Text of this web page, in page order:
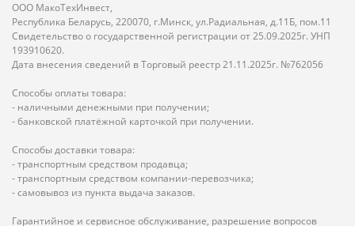
ООО МакоТехИнвест,
Республика Беларусь, 220070, г.Минск, ул.Радиальная, д.11Б, пом.11
Свидетельство о государственной регистрации от 25.09.2025г. УНП
193910620.
Дата внесения сведений в Торговый реестр 21.11.2025г. №762056
Способы оплаты товара:
- наличными денежными при получении;
- банковской платёжной карточкой при получении.
Способы доставки товара:
- транспортным средством продавца;
- транспортным средством компании-перевозчика;
- самовывоз из пункта выдача заказов.
Гарантийное и сервисное обслуживание, разрешение вопросов